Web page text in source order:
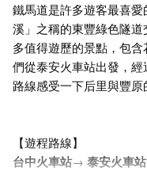
鐵馬道是許多遊客最喜
溪」之稱的東豐綠色隧
多值得遊歷的景點，包
們從泰安火車站出發，
路線感受一下后里與豐原
【遊程路線】
台中火車站→ 泰安火車站